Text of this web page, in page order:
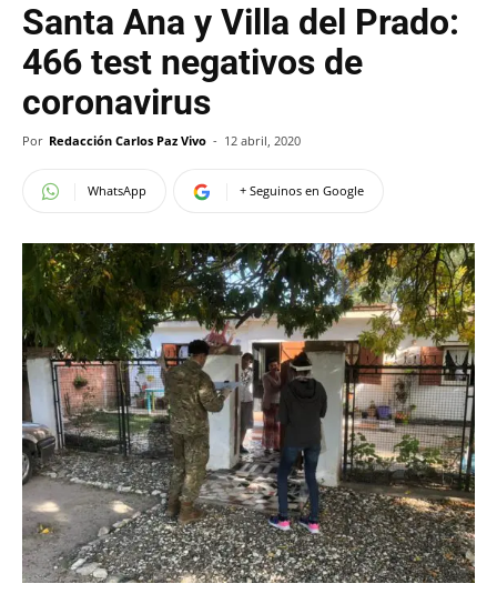
Santa Ana y Villa del Prado:
466 test negativos de
coronavirus
Por Redacción Carlos Paz Vivo - 12 abril, 2020
WhatsApp + Seguinos en Google